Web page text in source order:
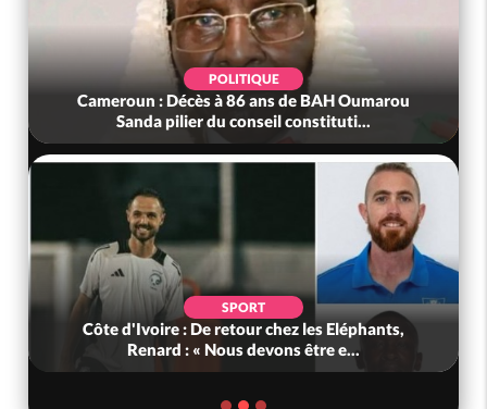
POLITIQUE
Cameroun : Décès à 86 ans de BAH Oumarou
Sanda pilier du conseil constituti...
SPORT
Côte d'Ivoire : De retour chez les Eléphants,
Renard : « Nous devons être e...